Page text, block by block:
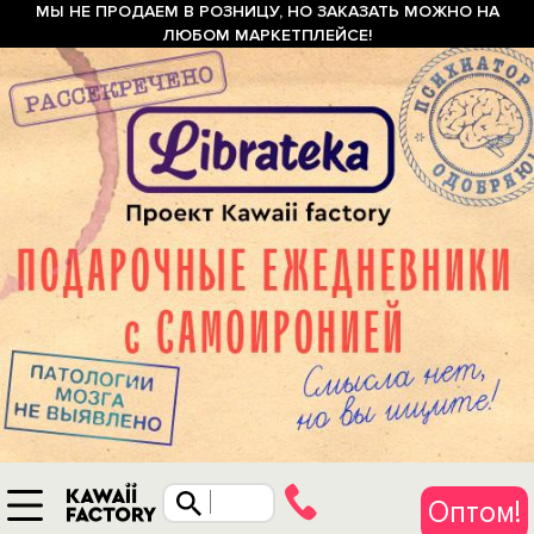
МЫ НЕ ПРОДАЕМ В РОЗНИЦУ, НО ЗАКАЗАТЬ МОЖНО НА
ЛЮБОМ МАРКЕТПЛЕЙСЕ!
Оптом!